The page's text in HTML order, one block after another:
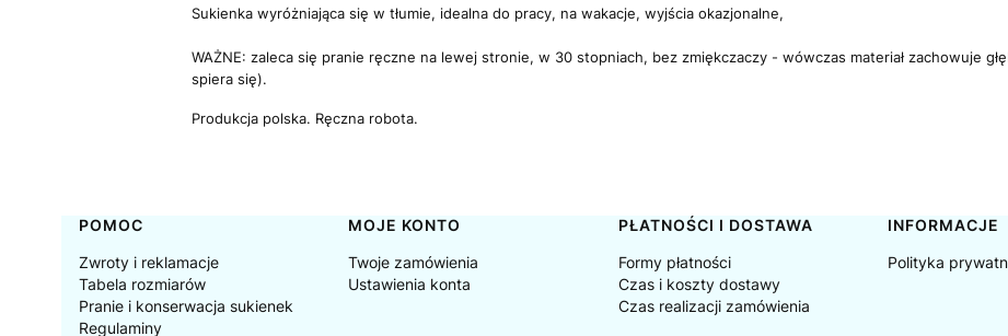
Sukienka wyróżniająca się w tłumie, idealna do pracy, na wakacje, wyjścia okazjonalne,
WAŻNE: zaleca się pranie ręczne na lewej stronie, w 30 stopniach, bez zmiękczaczy - wówczas materiał zachowuje
spiera się).
Produkcja polska. Ręczna robota.
Linki w stopce
POMOC
Zwroty i reklamacje
Tabela rozmiarów
Pranie i konserwacja sukienek
Regulaminy
MOJE KONTO
Twoje zamówienia
Ustawienia konta
PŁATNOŚCI I DOSTAWA
Formy płatności
Czas i koszty dostawy
Czas realizacji zamówienia
INFORMACJE
Polityka